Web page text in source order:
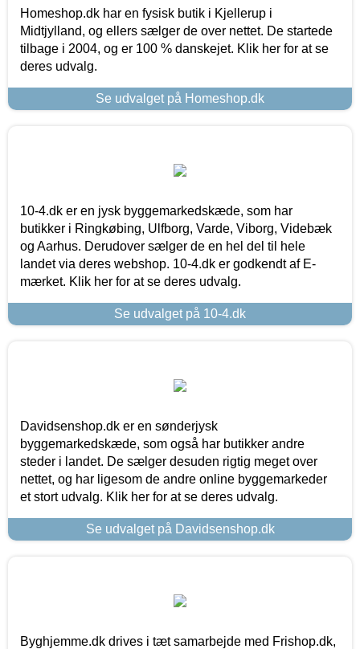
Homeshop.dk har en fysisk butik i Kjellerup i
Midtjylland, og ellers sælger de over nettet. De startede
tilbage i 2004, og er 100 % danskejet. Klik her for at se
deres udvalg.
Se udvalget på Homeshop.dk
10-4.dk er en jysk byggemarkedskæde, som har
butikker i Ringkøbing, Ulfborg, Varde, Viborg, Videbæk
og Aarhus. Derudover sælger de en hel del til hele
landet via deres webshop. 10-4.dk er godkendt af E-
mærket. Klik her for at se deres udvalg.
Se udvalget på 10-4.dk
Davidsenshop.dk er en sønderjysk
byggemarkedskæde, som også har butikker andre
steder i landet. De sælger desuden rigtig meget over
nettet, og har ligesom de andre online byggemarkeder
et stort udvalg. Klik her for at se deres udvalg.
Se udvalget på Davidsenshop.dk
Byghjemme.dk drives i tæt samarbejde med Frishop.dk,